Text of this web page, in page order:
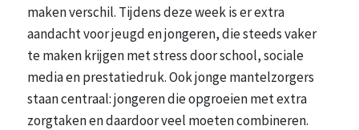
maken verschil. Tijdens deze week is er extra
aandacht voor jeugd en jongeren, die steeds vaker
te maken krijgen met stress door school, sociale
media en prestatiedruk. Ook jonge mantelzorgers
staan centraal: jongeren die opgroeien met extra
zorgtaken en daardoor veel moeten combineren.